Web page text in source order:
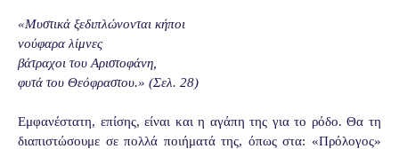
«Μυστικά ξεδιπλώνονται κήποι
νούφαρα λίμνες
βάτραχοι του Αριστοφάνη,
φυτά του Θεόφραστου.» (Σελ. 28)
Εμφανέστατη, επίσης, είναι και η αγάπη της για το ρόδο. Θα τη
διαπιστώσουμε σε πολλά ποιήματά της, όπως στα: «Πρόλογος»